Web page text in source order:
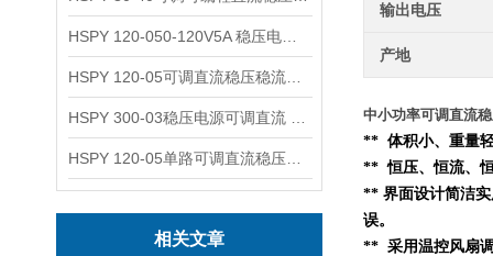
相关文章
输出电压
产地
中小功率可调直流
** 体积小、重量
** 恒压、恒流、
** 界面设计简洁
误。
** 采用温控风扇